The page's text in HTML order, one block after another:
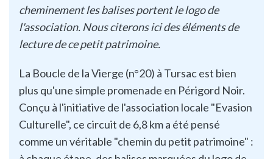
cheminement les balises portent le logo de
l'association. Nous citerons ici des éléments de
lecture de ce petit patrimoine.
La Boucle de la Vierge (n°20) à Tursac est bien
plus qu'une simple promenade en Périgord Noir.
Conçu à l'initiative de l'association locale "Evasion
Culturelle", ce circuit de 6,8 km a été pensé
comme un véritable "chemin du petit patrimoine" :